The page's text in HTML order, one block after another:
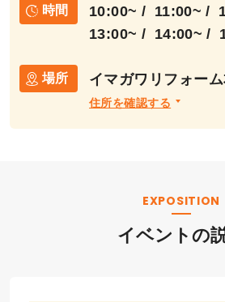
時間 10:00~ 11:00~
13:00~
14:00~
場所 イマガワリフォー
住所を確認する
EXPOSITION
イベントの